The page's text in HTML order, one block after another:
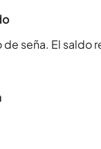
seña. El saldo